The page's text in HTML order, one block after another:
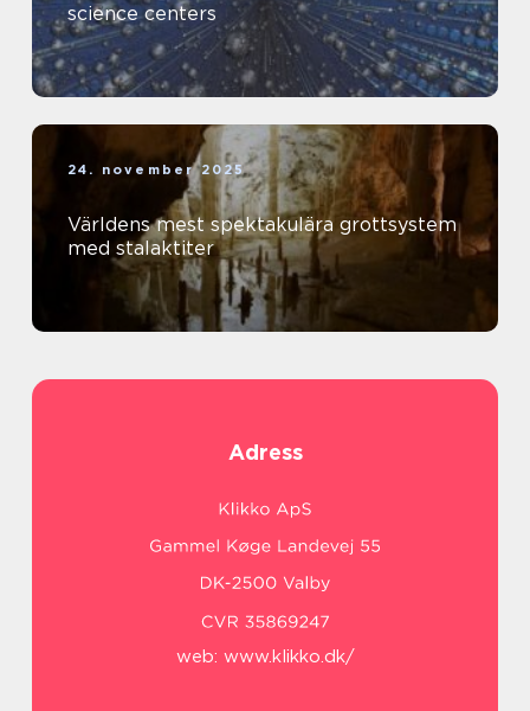
science centers
24. november 2025
Världens mest spektakulära grottsystem
med stalaktiter
Adress
web: www.klikko.dk/